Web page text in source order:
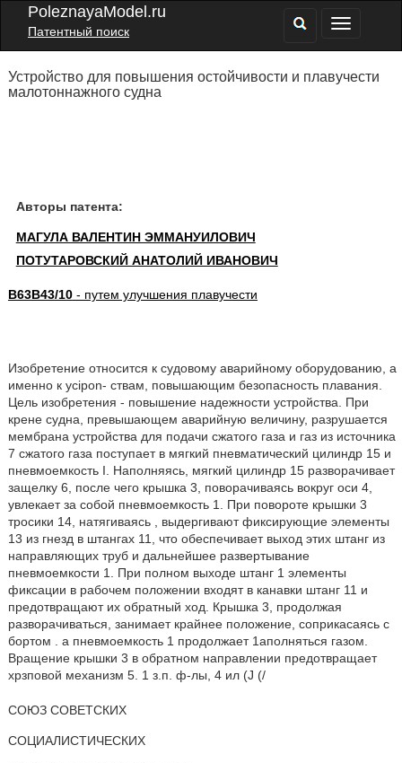
PoleznayaModel.ru
Патентный поиск
Устройство для повышения остойчивости и плавучести
малотоннажного судна
Авторы патента:
МАГУЛА ВАЛЕНТИН ЭММАНУИЛОВИЧ
ПОТУТАРОВСКИЙ АНАТОЛИЙ ИВАНОВИЧ
B63B43/10- путем улучшения плавучести
Изобретение относится к судовому аварийному оборудованию, а
именно к ycipon- ствам, повышающим безопасность плавания.
Цель изобретения - повышение надежности устройства. При
крене судна, превышающем аварийную величину, разрушается
мембрана устройства для подачи сжатого газа и газ из источника
7 сжатого газа поступает в мягкий пневматический цилиндр 15 и
пневмоемкость I. Наполняясь, мягкий цилиндр 15 разворачивает
защелку 6, после чего крышка 3, поворачиваясь вокруг оси 4,
увлекает за собой пневмоемкость 1. При повороте крышки 3
тросики 14, натягиваясь , выдергивают фиксирующие элементы
13 из гнезд в штангах 11, что обеспечивает выход этих штанг из
направляющих труб и дальнейшее развертывание
пневмоемкости 1. При полном выходе штанг 1 элементы
фиксации в рабочем положении входят в канавки штанг 11 и
предотвращают их обратный ход. Крышка 3, продолжая
разворачиваться, занимает крайнее положение, соприкасаясь с
бортом . а пневмоемкость 1 продолжает 1аполняться газом.
Вращение крышки 3 в обратном направлении предотвращает
хрзповой механизм 5. 1 з.п. ф-лы, 4 ил (Ј (/
СОЮЗ СОВЕТСКИХ
СОЦИАЛИСТИЧЕСКИХ